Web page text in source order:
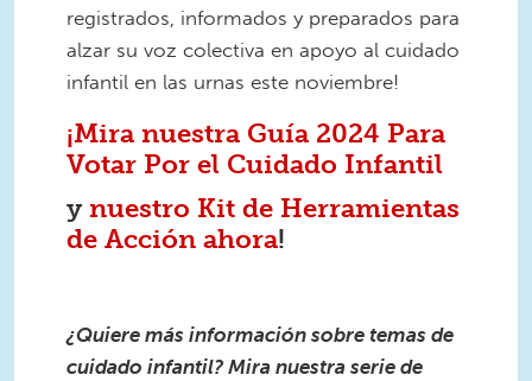
registrados, informados y preparados para
alzar su voz colectiva en apoyo al cuidado
infantil en las urnas este noviembre!
¡Mira nuestra Guía 2024 Para
Votar Por el Cuidado Infantil
y nuestro Kit de Herramientas
de Acción ahora!
¿Quiere más información sobre temas de
cuidado infantil? Mira nuestra serie de